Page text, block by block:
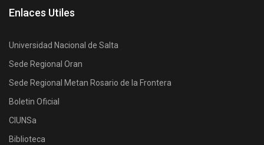
Enlaces Utiles
Universidad Nacional de Salta
Sede Regional Oran
Sede Regional Metan Rosario de la Frontera
Boletin Oficial
CIUNSa
Biblioteca